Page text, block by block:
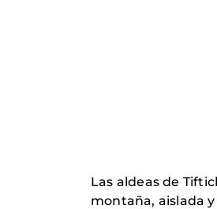
Las aldeas de
montaña, aislada